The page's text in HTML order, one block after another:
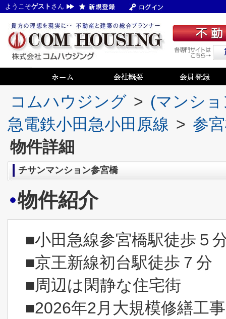
ようこそゲスト さん
コムハウジング > (マンシ
急電鉄小田急小田原線 > 参
物件詳細
チサンマンション参宮橋
物件紹介
■小田急線参宮橋駅徒歩５
■京王新線初台駅徒歩７分
■周辺は閑静な住宅街
■2026年2月大規模修繕工